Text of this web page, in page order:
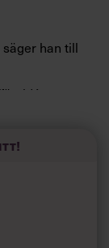
säger han till
appen